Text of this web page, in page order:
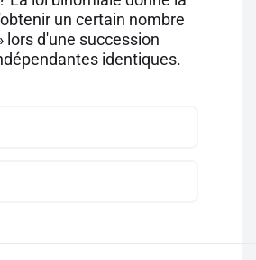
de 10 contenus offerts.
un certain nombre
lors d'une succession
identiques.